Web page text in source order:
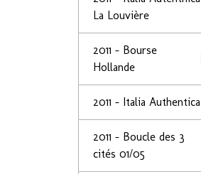
La Louvière
2011 - Bourse
Hollande
2011 - Italia Authentica
2011 - Boucle des 3
cités 01/05